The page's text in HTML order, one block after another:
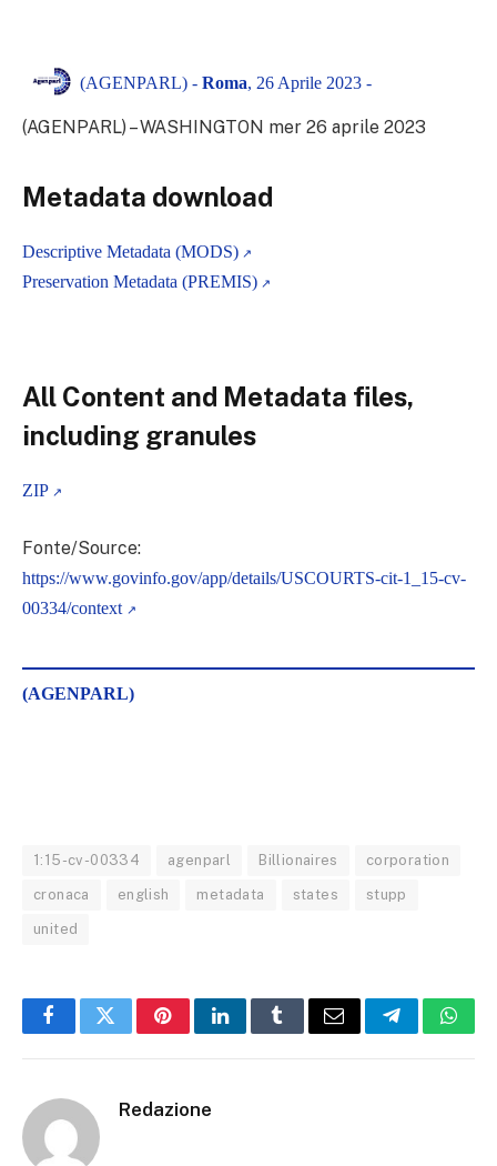
(AGENPARL) - Roma, 26 Aprile 2023 -
(AGENPARL) – WASHINGTON mer 26 aprile 2023
Metadata download
Descriptive Metadata (MODS)
Preservation Metadata (PREMIS)
All Content and Metadata files,
including granules
ZIP
Fonte/Source:
https://www.govinfo.gov/app/details/USCOURTS-cit-1_15-cv-
00334/context
(AGENPARL)
1:15-cv-00334 agenparl Billionaires corporation
cronaca english metadata states stupp
united
FacebookTwitterPinterestLinkedInTumblrEmail Telegram
Redazione